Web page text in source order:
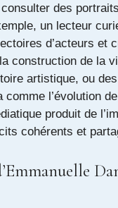
des
un lecteur
d’acteurs et
construction de la
artistique, ou
comme l’évolution
produit de
cohérents et